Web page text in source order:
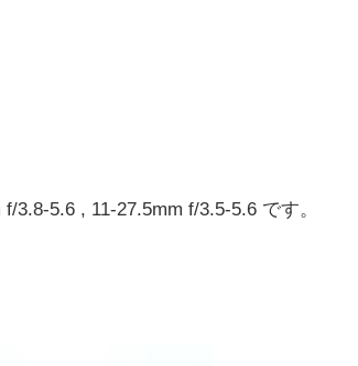
3.8-5.6 , 11-27.5mm f/3.5-5.6 です。